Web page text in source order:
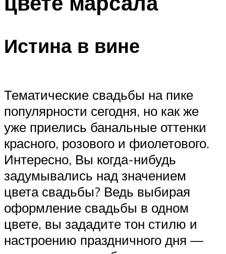
Истина в вине
Тематические свадьбы на пике
популярности сегодня, но как же
уже приелись банальные оттенки
красного, розового и фиолетового.
Интересно, Вы когда-нибудь
задумывались над значением
цвета свадьбы? Ведь выбирая
оформление свадьбы в одном
цвете, вы зададите тон стилю и
настроению праздничного дня —